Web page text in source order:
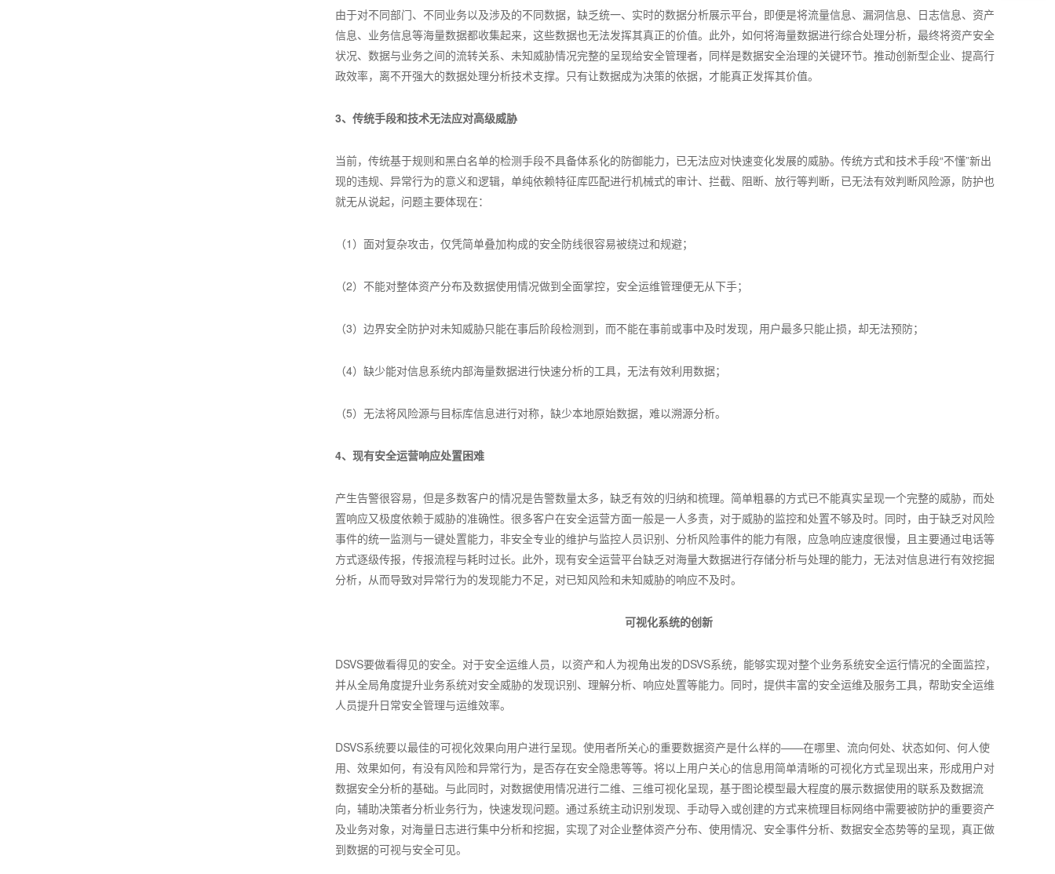
由于对不同部门、不同业务以及涉及的不同数据，缺乏统一、实时的数据分析展示平台，即便是将流量信息、漏洞信息、日志信息、资产
信息、业务信息等海量数据都收集起来，这些数据也无法发挥其真正的价值。此外，如何将海量数据进行综合处理分析，最终将资产安全
状况、数据与业务之间的流转关系、未知威胁情况完整的呈现给安全管理者，同样是数据安全治理的关键环节。推动创新型企业、提高行
政效率，离不开强大的数据处理分析技术支撑。只有让数据成为决策的依据，才能真正发挥其价值。
3、传统手段和技术无法应对高级威胁
当前，传统基于规则和黑白名单的检测手段不具备体系化的防御能力，已无法应对快速变化发展的威胁。传统方式和技术手段“不懂”新出
现的违规、异常行为的意义和逻辑，单纯依赖特征库匹配进行机械式的审计、拦截、阻断、放行等判断，已无法有效判断风险源，防护也
就无从说起，问题主要体现在：
（1）面对复杂攻击，仅凭简单叠加构成的安全防线很容易被绕过和规避；
（2）不能对整体资产分布及数据使用情况做到全面掌控，安全运维管理便无从下手；
（3）边界安全防护对未知威胁只能在事后阶段检测到，而不能在事前或事中及时发现，用户最多只能止损，却无法预防；
（4）缺少能对信息系统内部海量数据进行快速分析的工具，无法有效利用数据；
（5）无法将风险源与目标库信息进行对称，缺少本地原始数据，难以溯源分析。
4、现有安全运营响应处置困难
产生告警很容易，但是多数客户的情况是告警数量太多，缺乏有效的归纳和梳理。简单粗暴的方式已不能真实呈现一个完整的威胁，而处
置响应又极度依赖于威胁的准确性。很多客户在安全运营方面一般是一人多责，对于威胁的监控和处置不够及时。同时，由于缺乏对风险
事件的统一监测与一键处置能力，非安全专业的维护与监控人员识别、分析风险事件的能力有限，应急响应速度很慢，且主要通过电话等
方式逐级传报，传报流程与耗时过长。此外，现有安全运营平台缺乏对海量大数据进行存储分析与处理的能力，无法对信息进行有效挖掘
分析，从而导致对异常行为的发现能力不足，对已知风险和未知威胁的响应不及时。
可视化系统的创新
DSVS要做看得见的安全。对于安全运维人员，以资产和人为视角出发的DSVS系统，能够实现对整个业务系统安全运行情况的全面监控，
并从全局角度提升业务系统对安全威胁的发现识别、理解分析、响应处置等能力。同时，提供丰富的安全运维及服务工具，帮助安全运维
人员提升日常安全管理与运维效率。
DSVS系统要以最佳的可视化效果向用户进行呈现。使用者所关心的重要数据资产是什么样的——在哪里、流向何处、状态如何、何人使
用、效果如何，有没有风险和异常行为，是否存在安全隐患等等。将以上用户关心的信息用简单清晰的可视化方式呈现出来，形成用户对
数据安全分析的基础。与此同时，对数据使用情况进行二维、三维可视化呈现，基于图论模型最大程度的展示数据使用的联系及数据流
向，辅助决策者分析业务行为，快速发现问题。通过系统主动识别发现、手动导入或创建的方式来梳理目标网络中需要被防护的重要资产
及业务对象，对海量日志进行集中分析和挖掘，实现了对企业整体资产分布、使用情况、安全事件分析、数据安全态势等的呈现，真正做
到数据的可视与安全可见。